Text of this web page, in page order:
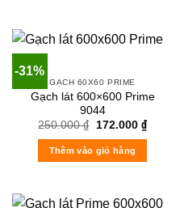
-31%
GẠCH 60X60 PRIME
Gạch lát 600×600 Prime
9044
250.000₫
Original
was:
250.000 ₫.
172.000 ₫Current
price
Thêm vào giỏ hàng